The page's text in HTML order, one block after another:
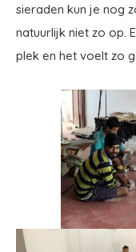
sieraden kun je nog
natuurlijk niet zo op.
plek en het voelt zo